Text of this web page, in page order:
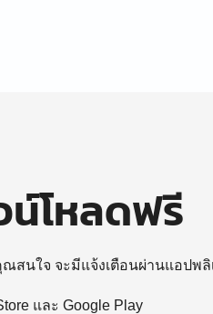
โหลดฟรี
ณสนใจ จะมีแจ้งเตือนผ่านแอปพ
และ Google Play